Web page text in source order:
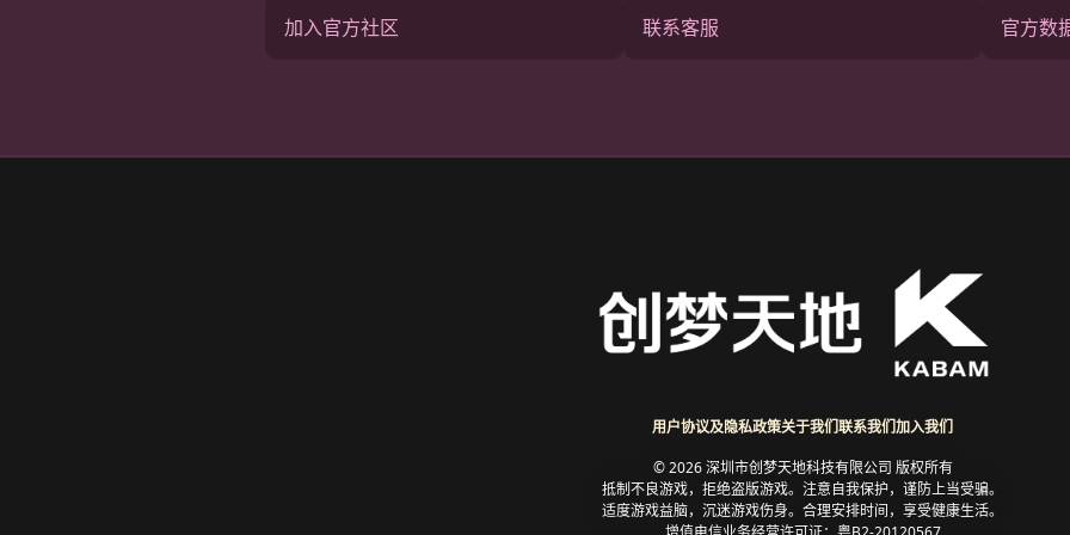
加入官方社区 联系客服 官方数
用户协议及隐私政策关于我们联系我们加入我们
© 2026 深圳市创梦天地科技有限公司 版权所有
抵制不良游戏，拒绝盗版游戏。注意自我保护，谨防上当受骗。
适度游戏益脑，沉迷游戏伤身。合理安排时间，享受健康生活。